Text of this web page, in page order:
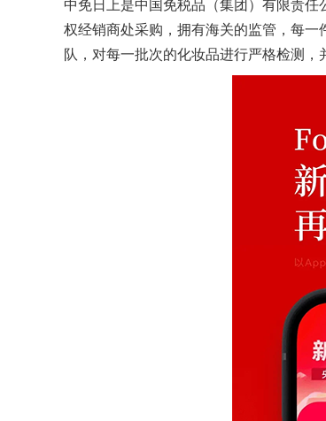
权经销商处采购，拥有海关的监管，每
队，对每一批次的化妆品进行严格检测，